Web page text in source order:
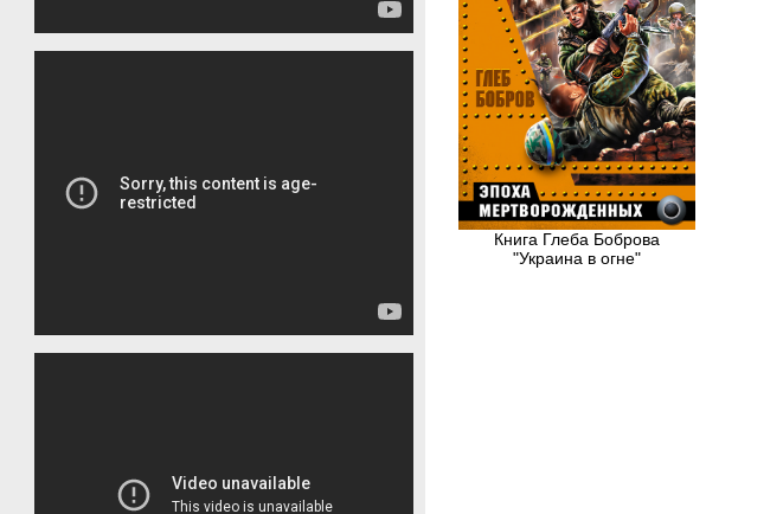
Книга Глеба Боброва
"Украина в огне"